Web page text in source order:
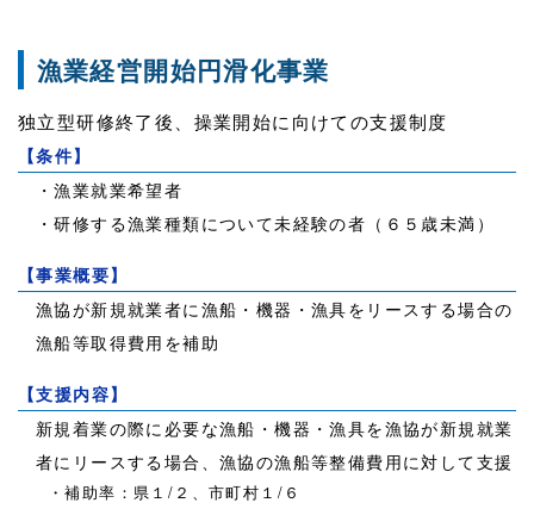
漁業経営開始円滑化事業
独立型研修終了後、操業開始に向けての支援制度
【条件】
・漁業就業希望者
・研修する漁業種類について未経験の者（６５歳未満）
【事業概要】
漁協が新規就業者に漁船・機器・漁具をリースする場合の
漁船等取得費用を補助
【支援内容】
新規着業の際に必要な漁船・機器・漁具を漁協が新規就業
者にリースする場合、漁協の漁船等整備費用に対して支援
・補助率：県１ / ２、市町村１ / ６